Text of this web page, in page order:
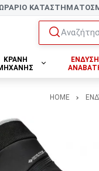
ΩΡΑΡΙΟ ΚΑΤΑΣΤΗΜΑΤΟΣ
ΚΡΑΝΗ
ΕΝΔΥΣΗ
HOME